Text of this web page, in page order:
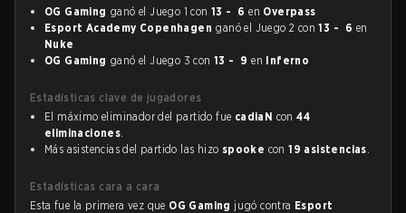
OG Gaming ganó el Juego 1 con13 - 6 en Overpass
Esport Academy Copenhagen ganó el Juego 2 con13 - 6 en
Nuke
OG Gaming ganó el Juego 3 con13 - 9 en Inferno
Estadísticas clave de jugadores
El máximo eliminador del partido fue cadiaN con44
eliminaciones.
Más asistencias del partido las hizo spooke con19 asistencias.
Estadísticas cara a cara
Esta fue la primera vez que OG Gaming jugó contra Esport